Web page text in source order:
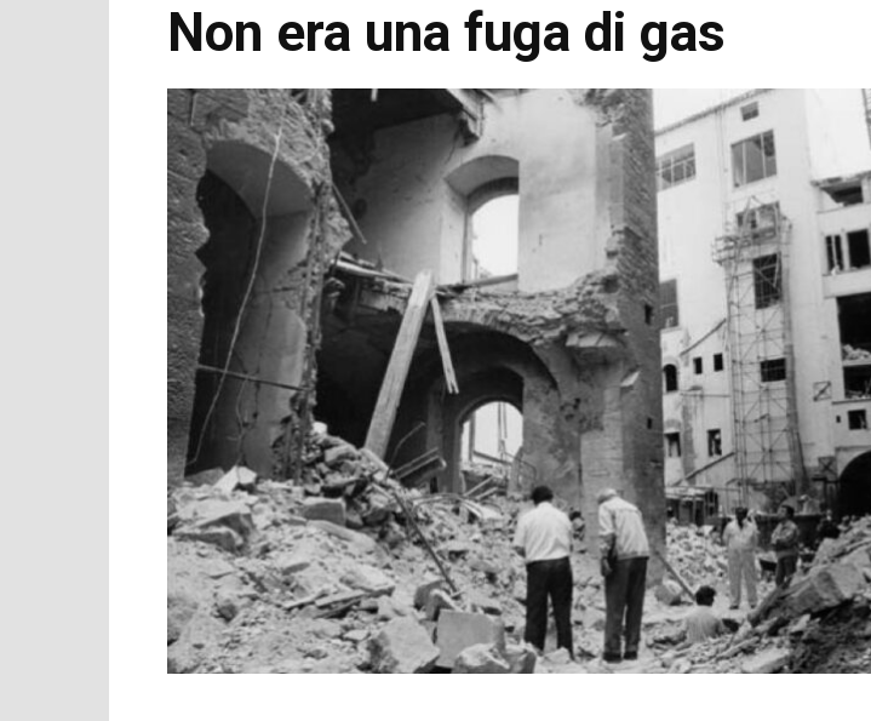
Non era una fuga di gas